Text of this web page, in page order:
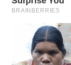
KARAWANG
WN